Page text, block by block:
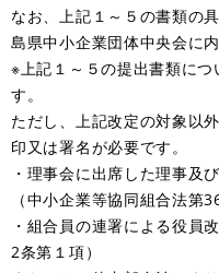
なお、上記１～５の書類の
島県中小企業団体中央会に
※上記１～５の提出書類に
す。
ただし、上記改定の対象以
印又は署名が必要です。
・理事会に出席した理事及
（中小企業等協同組合法第
・組合員の連署による役員
2条第１項）